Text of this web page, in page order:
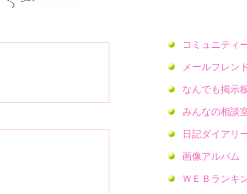
コミュニティ
メールフレン
なんでも掲示
みんなの相談
日記ダイアリ
画像アルバム
ＷＥＢランキ